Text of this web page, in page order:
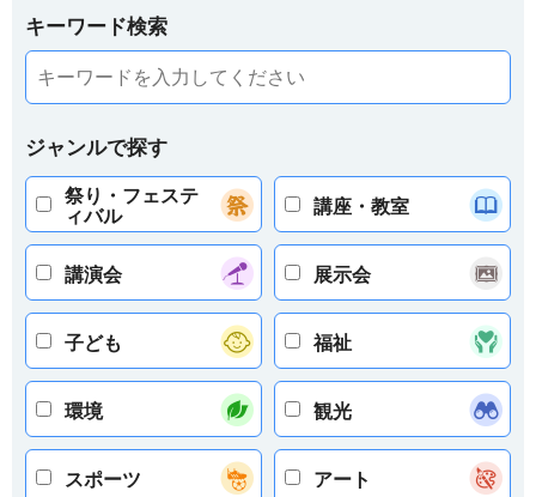
キーワード検索
ジャンルで探す
祭り・フェステ
ィバル
講座・教室
講演会 展示会
子ども 福祉
環境 観光
スポーツ アート